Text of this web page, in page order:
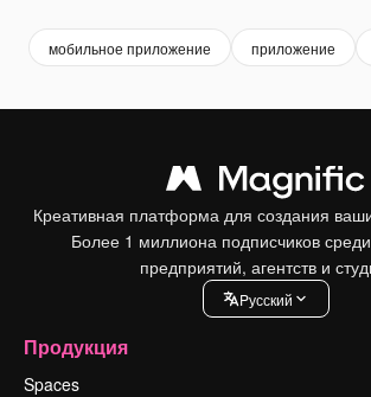
мобильное приложение приложение
Креативная платформа для создания
Более 1 миллиона подписчиков
предприятий, агентств и
Pусский
Продукция
Spaces